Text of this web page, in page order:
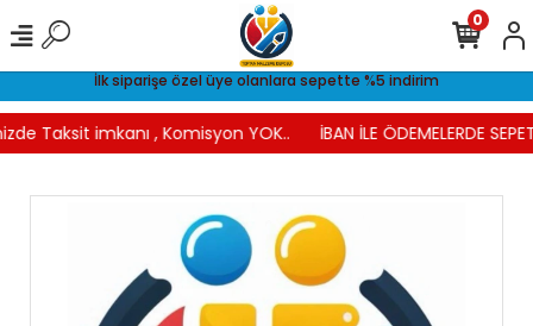
İlk siparişe özel üye olanlara sepette %5 indirim
Taksit imkanı , Komisyon YOK.. İBAN İLE ÖDEMELERDE
0